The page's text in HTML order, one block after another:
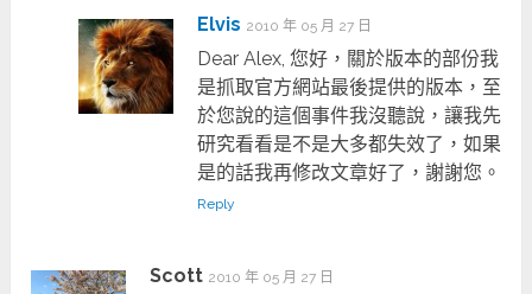
Elvis 2010 年 05 月 27 日
Dear Alex, 您好，關於版本的部份我
是抓取官方網站最後提供的版本，至
於您說的這個事件我沒聽說，讓我先
研究看看是不是大多都失效了，如果
是的話我再修改文章好了，謝謝您。
Reply
Scott 2010 年 05 月 27 日